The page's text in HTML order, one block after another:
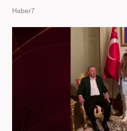
Haber7